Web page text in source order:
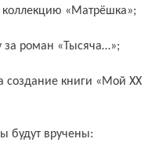
коллекцию «Матрёшка»;
за роман «Тысяча…»;
будут вручены: